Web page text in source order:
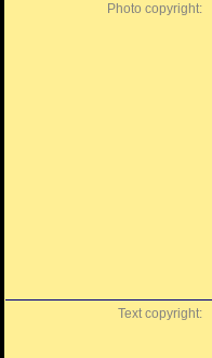
Photo copyright:
Text copyright: